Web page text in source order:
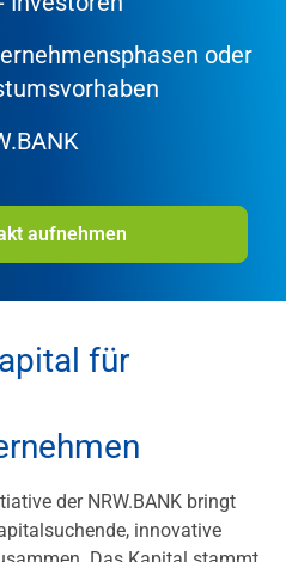
oder
aufnehmen
für
der NRW.BANK bringt
innovative